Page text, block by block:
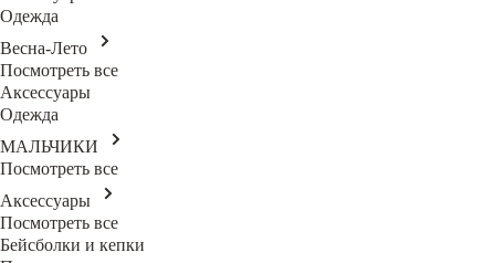
Одежда
Весна-Лето
Посмотреть все
Аксессуары
Одежда
МАЛЬЧИКИ
Посмотреть все
Аксессуары
Посмотреть все
Бейсболки и кепки